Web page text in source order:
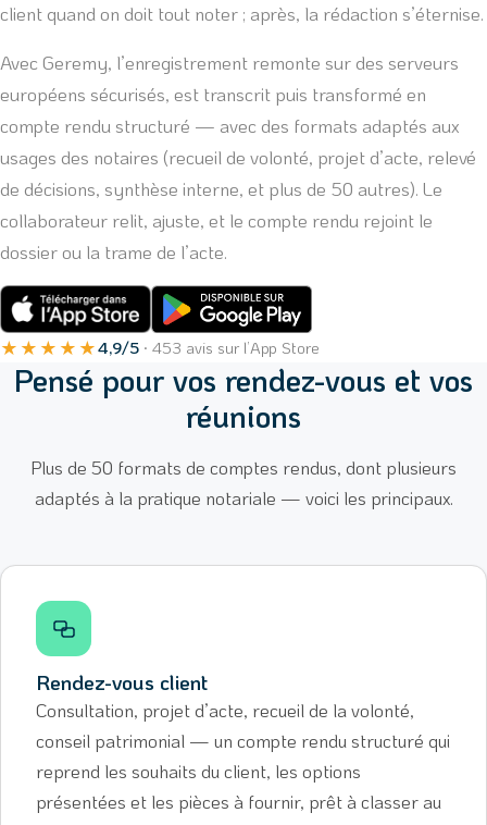
client quand on doit tout noter ; après, la rédaction s’éternise.
Avec Geremy, l’enregistrement remonte sur des serveurs
européens sécurisés, est transcrit puis transformé en
compte rendu structuré — avec des formats adaptés aux
usages des notaires (recueil de volonté, projet d’acte, relevé
de décisions, synthèse interne, et plus de 50 autres). Le
collaborateur relit, ajuste, et le compte rendu rejoint le
dossier ou la trame de l’acte.
★★★★★4,9/5· 453 avis sur l’App Store
Pensé pour vos rendez-vous et vos
réunions
Plus de 50 formats de comptes rendus, dont plusieurs
adaptés à la pratique notariale — voici les principaux.
Rendez-vous client
Consultation, projet d’acte, recueil de la volonté,
conseil patrimonial — un compte rendu structuré qui
reprend les souhaits du client, les options
présentées et les pièces à fournir, prêt à classer au